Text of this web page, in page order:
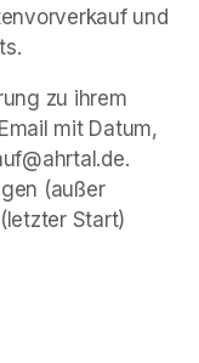
und
zu ihrem
mit Datum,
(außer
Start)